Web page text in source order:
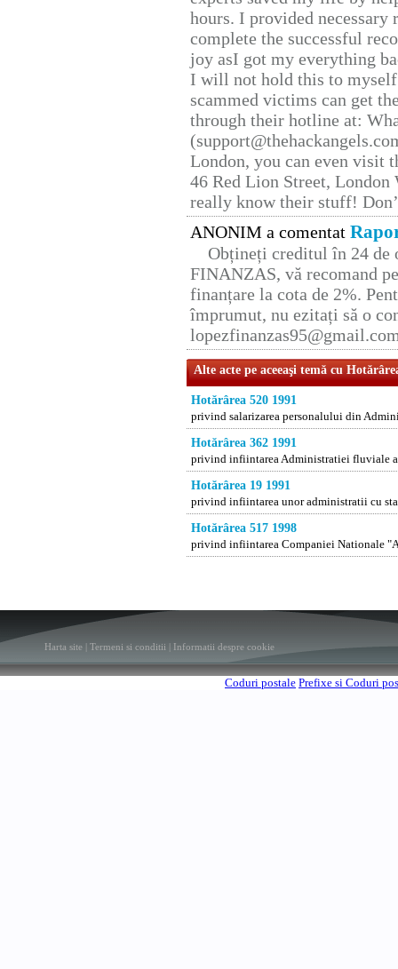
hours. I provided
complete the successful
joy asI got my everything
I will not hold this to
scammed victims can get
through their hotline at:
London, you can even visit
46 Red Lion Street, London
really know their stuff!
ANONIM a comentat
Obțineți creditul în 24 de
FINANZAS, vă recomand
finanțare la cota de 2%.
împrumut, nu ezitați să o
Alte acte pe aceeaşi temă cu
Hotărârea 520 1991
privind salarizarea personalului din
Hotărârea 362 1991
privind infiintarea Administratiei fluviale a
Hotărârea 19 1991
privind infiintarea unor administratii cu
Hotărârea 517 1998
privind infiintarea Companiei Nationale
Harta site Termeni si conditii Informatii despre cookie
Coduri postale Prefixe si Coduri